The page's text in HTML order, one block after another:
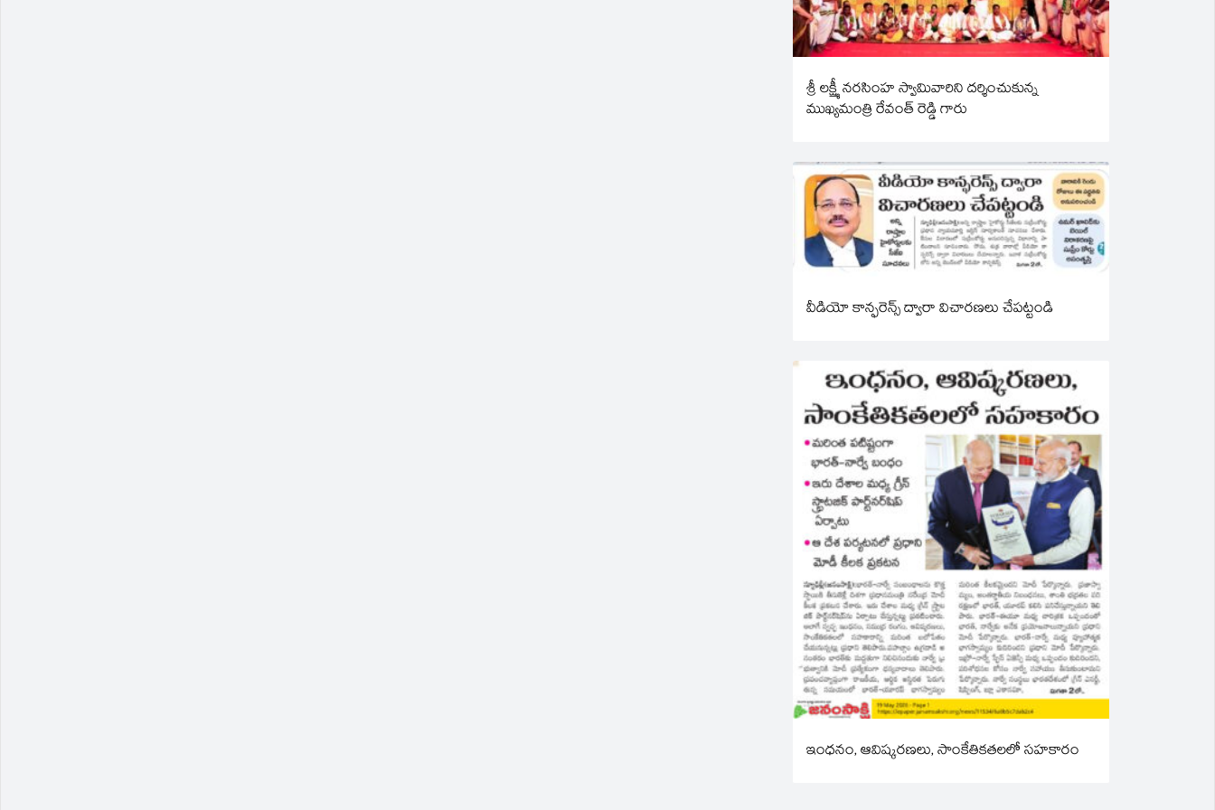
శ్రీ లక్ష్మీ నరసింహ స్వామివారిని దర్శించుకున్న
ముఖ్యమంత్రి రేవంత్ రెడ్డి గారు
వీడియో కాన్ఫరెన్స్ ద్వారా విచారణలు చేపట్టండి
ఇంధనం, ఆవిష్కరణలు, సాంకేతికతలలో సహకారం